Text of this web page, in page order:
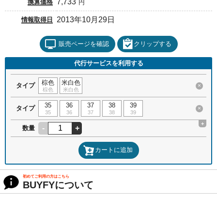
換算価格 7,733 円
情報取得日 2013年10月29日
販売ページを確認 クリップする
代行サービスを利用する
タイプ 棕色
棕色
米白色
米白色
×
タイプ 35
35
36
36
37
37
38
38
39
39
×
数量 - +
+
カートに追加
初めてご利用の方はこちら
BUYFYについて